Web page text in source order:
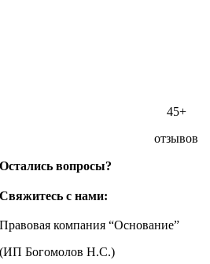
45+
отзывов
Остались вопросы?
Свяжитесь с нами:
Правовая компания “Основание”
(ИП Богомолов Н.С.)